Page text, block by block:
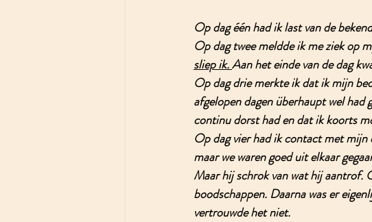
Op dag één had ik last van de
Op dag twee meldde ik me ziek op
sliep ik. Aan het einde van de dag
Op dag drie merkte ik dat ik mijn
afgelopen dagen überhaupt wel
continu dorst had en dat ik koorts
Op dag vier had ik contact met mijn
maar we waren goed uit elkaar
Maar hij schrok van wat hij aantrof.
boodschappen. Daarna was er
vertrouwde het niet.